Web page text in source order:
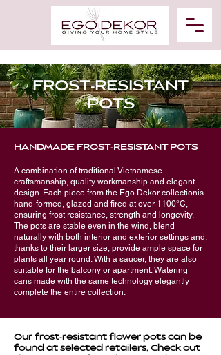
FROST-RESISTANT
POTS
HANDMADE FROST-RESISTANT POTS
A combination of traditional Vietnamese
craftsmanship, quality workmanship and elegant
design. Each piece from the Ego Dekor collectionis
hand-formed, glazed and fired at over 1100°C,
ensuring frost resistance, strength and longevity.
The pots are stable even in the wind, blend
naturally with both interior and exterior settings and,
thanks to their larger size, provide ample space for
plants all year round. With a saucer, they are also
suitable for the balcony or apartment. Watering
cans made with the same technology elegantly
complete the entire collection.
Our frost-resistant flower pots can be
found at selected retailers. Check out